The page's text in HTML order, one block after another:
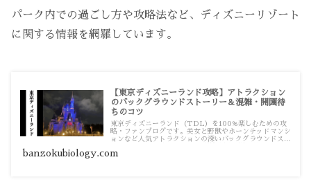
パーク内での過ごし方や攻略法など、ディズニーリゾート
に関する情報を網羅しています。
【東京ディズニーランド攻略】アトラクション
のバックグラウンドストーリー＆混雑・開園待
ちのコツ
東京ディズニーランド（TDL）を100%楽しむための攻
略・ファンブログです。美女と野獣やホーンテッドマンシ
ョンなど人気アトラクションの深いバックグラウンドスト
コツまで、パークに行く前も行った後も楽しめる充実の記
banzokubiology.com